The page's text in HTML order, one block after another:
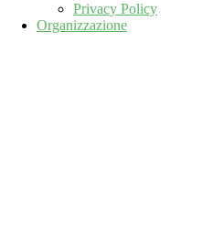
Privacy Policy
Organizzazione